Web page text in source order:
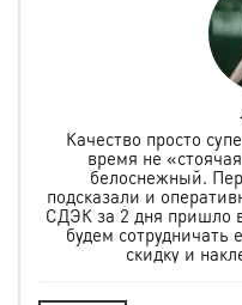
Качество просто
время не
белоснежный.
подсказали и
СДЭК за 2 дня пришло
будем сотрудничать
скидку и